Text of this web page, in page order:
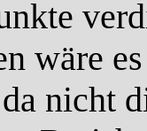
wäre
nicht